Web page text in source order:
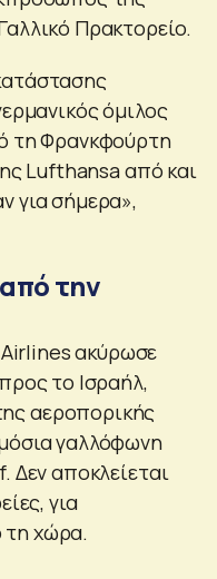
Πρακτορείο.
όμιλος
τη Φρανκφούρτη
Lufthansa από και
για σήμερα»,
την
ακύρωσε
το Ισραήλ,
αεροπορικής
γαλλόφωνη
Δεν αποκλείεται
για
χώρα.